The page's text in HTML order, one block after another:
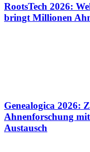
RootsTech 2026:
bringt Millionen
Genealogica 2026:
Ahnenforschung
Austausch